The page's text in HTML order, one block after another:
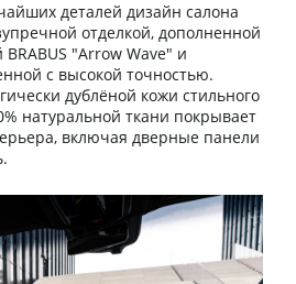
деталей дизайн салона
отделкой, дополненной
"Arrow Wave" и
с высокой точностью.
дублёной кожи стильного
натуральной ткани покрывает
включая дверные панели